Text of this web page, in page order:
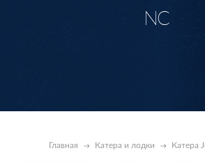
NC
Главная Катера и лодки Катера